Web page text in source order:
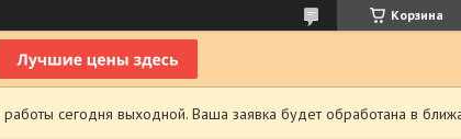
Корзина
сегодня выходной. Ваша заявка будет обработана в